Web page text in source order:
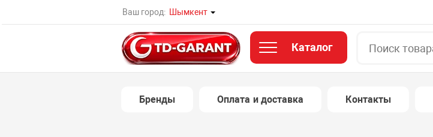
Ваш город: Шымкент
Каталог
Бренды Оплата и доставка Контакты